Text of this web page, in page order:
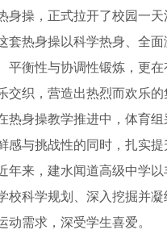
身操，正式拉开了校园一天
套热身操以科学热身、全
平衡性与协调性锻炼，更
交织，营造出热烈而欢乐的
热身操教学推进中，体育
感与挑战性的同时，扎实
年来，建水闻道高级中学
校科学规划、深入挖掘并
动需求，深受学生喜爱。